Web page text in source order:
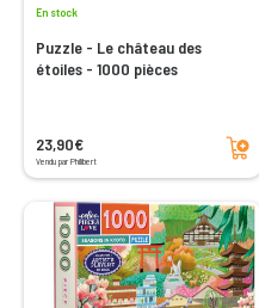
En stock
Puzzle - Le château des
étoiles - 1000 pièces
23,90€
Vendu par Philibert
Ajouter au panier